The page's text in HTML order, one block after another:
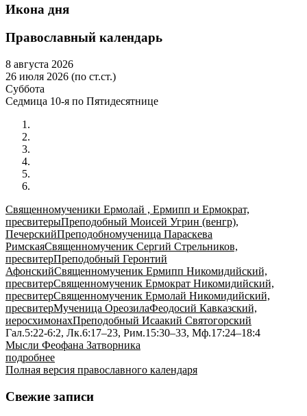
Икона дня
Православный календарь
8 августа 2026
26 июля 2026 (по ст.ст.)
Суббота
Седмица 10-я по Пятидесятнице
Священномученики Ермолай , Ермипп и Ермократ,
пресвитерыПреподобный Моисей Угрин (венгр),
ПечерскийПреподобномученица Параскева
РимскаяСвященномученик Сергий Стрельников,
пресвитерПреподобный Геронтий
АфонскийСвященномученик Ермипп Никомидийский,
пресвитерСвященномученик Ермократ Никомидийский,
пресвитерСвященномученик Ермолай Никомидийский,
пресвитерМученица ОреозилаФеодосий Кавказский,
иеросхимонахПреподобный Исаакий Святогорский
Гал.5:22-6:2, Лк.6:17–23, Рим.15:30–33, Мф.17:24–18:4
Мысли Феофана Затворника
подробнее
Полная версия православного календаря
Свежие записи